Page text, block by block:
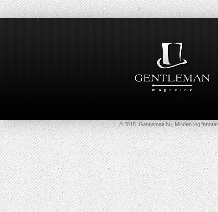
© 2015. Gentleman.hu, Minden jog